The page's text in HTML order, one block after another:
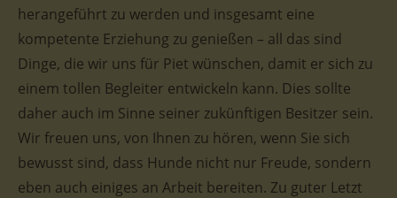
herangeführt zu werden und insgesamt eine
kompetente Erziehung zu genießen – all das sind
Dinge, die wir uns für Piet wünschen, damit er sich zu
einem tollen Begleiter entwickeln kann. Dies sollte
daher auch im Sinne seiner zukünftigen Besitzer sein.
Wir freuen uns, von Ihnen zu hören, wenn Sie sich
bewusst sind, dass Hunde nicht nur Freude, sondern
eben auch einiges an Arbeit bereiten. Zu guter Letzt